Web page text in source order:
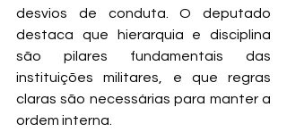
desvios de conduta. O deputado
destaca que hierarquia e disciplina
são pilares fundamentais das
instituições militares, e que regras
claras são necessárias para manter a
ordem interna.